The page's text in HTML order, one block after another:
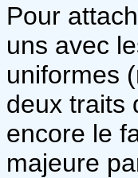
Pour
uns avec
uniformes
deux traits
encore le
majeure